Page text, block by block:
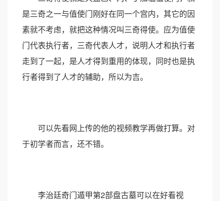
是三奇之一与值使门刚好在同一个宫内，其它的因
素就不考虑，就把这种情况叫三奇得使。应为值使
门代表执行者，三奇代表人才，说明人才和执行者
走到了一起，是人才得到重用的体现，同时也是执
行者得到了人才的辅助，所以为吉。
可以先看网上传的他的视频教学再做打算。对
于初学者而言，还不错。
李治廷奇门遁甲第2部盘古墓可以在好看视